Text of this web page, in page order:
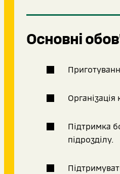
Основні
Організація
Підтримка
підрозділу.